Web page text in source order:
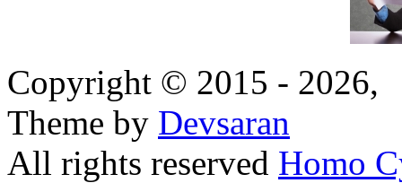
Copyright © 2015 - 2026,
Theme by Devsaran
All rights reserved Homo